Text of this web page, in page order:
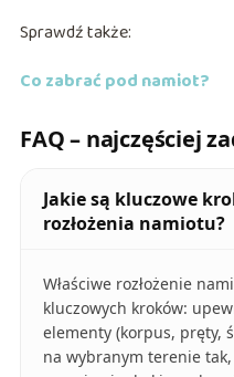
Sprawdź także:
Co zabrać pod namiot?
FAQ – najczęściej
Jakie są kluczowe
rozłożenia namiotu?
Właściwe rozłożenie
kluczowych kroków:
elementy (korpus, pręty,
na wybranym terenie